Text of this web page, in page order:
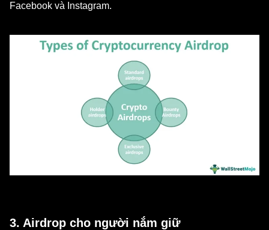
Facebook và Instagram.
3. Airdrop cho người nắm giữ